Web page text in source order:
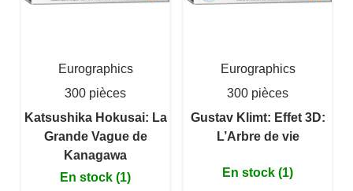
Eurographics
300 pièces
Katsushika Hokusai: La
Grande Vague de
Kanagawa
En stock (1)
Eurographics
300 pièces
Gustav Klimt: Effet 3D:
L’Arbre de vie
En stock (1)